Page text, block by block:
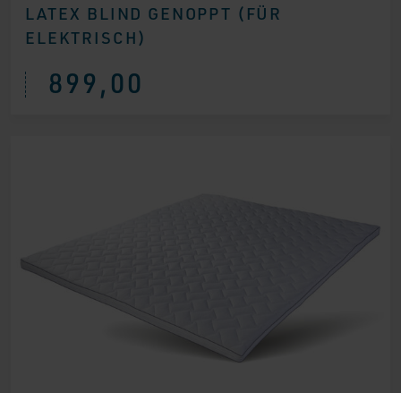
LATEX BLIND GENOPPT (FÜR
ELEKTRISCH)
899,00